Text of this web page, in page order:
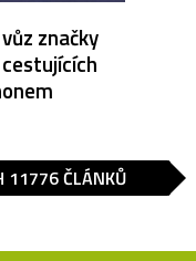
značky
11776 ČLÁNKŮ